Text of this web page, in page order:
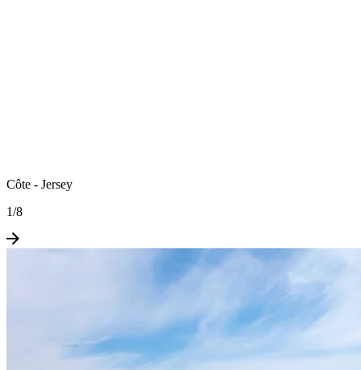
Côte - Jersey
1/8